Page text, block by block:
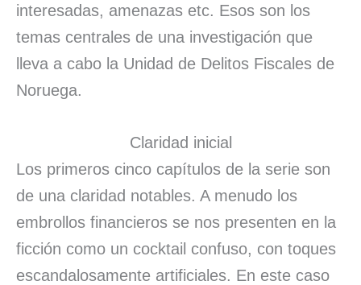
interesadas, amenazas etc. Esos son los
temas centrales de una investigación que
lleva a cabo la Unidad de Delitos Fiscales de
Noruega.
Claridad inicial
Los primeros cinco capítulos de la serie son
de una claridad notables. A menudo los
embrollos financieros se nos presenten en la
ficción como un cocktail confuso, con toques
escandalosamente artificiales. En este caso